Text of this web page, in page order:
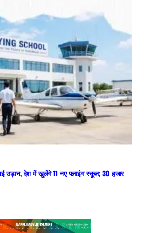
उड़ान, देश में खुलेंगे 11 नए फ्लाइंग स्कूल; 30 हजार